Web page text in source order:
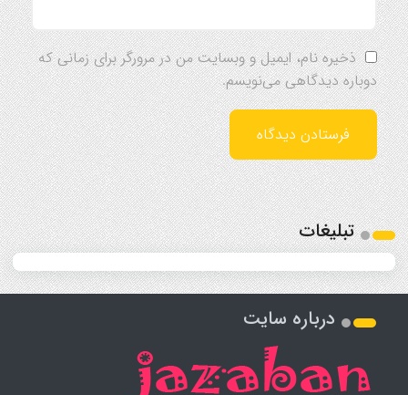
ذخیره نام، ایمیل و وبسایت من در مرورگر برای زمانی که
دوباره دیدگاهی می‌نویسم.
تبلیغات
درباره سایت